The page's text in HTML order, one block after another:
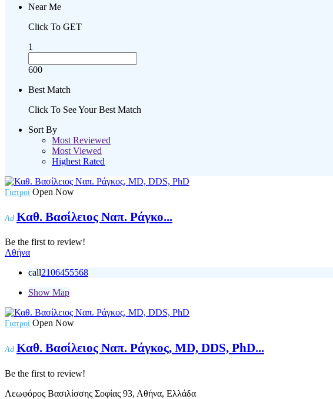
Near Me
Click To GET
1
600
Best Match
Click To See Your Best Match
Sort By
Most Reviewed
Most Viewed
Highest Rated
Γιατροί Open Now
Ad Καθ. Βασίλειος Ναπ. Ράγκο...
Be the first to review!
Αθήνα
call2106455568
Show Map
Γιατροί Open Now
Ad Καθ. Βασίλειος Ναπ. Ράγκος, MD, DDS, PhD...
Be the first to review!
Λεωφόρος Βασιλίσσης Σοφίας 93, Αθήνα, Ελλάδα